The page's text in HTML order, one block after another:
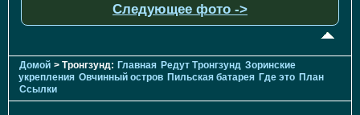
Следующее фото ->
Домой > Тронгзунд: Главная Редут Тронгзунд Зоринские
укрепления Овчинный остров Пильская батарея Где это План
Ссылки